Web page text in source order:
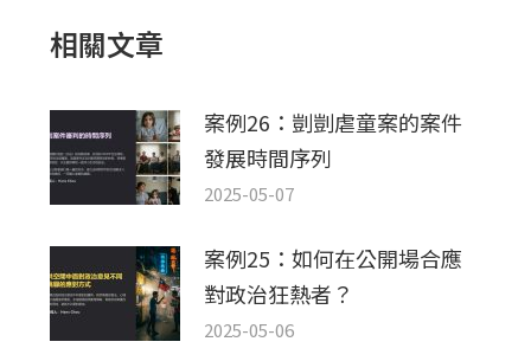
相關文章
案例26：剴剴虐童案的案件
發展時間序列
2025-05-07
案例25：如何在公開場合應
對政治狂熱者？
2025-05-06